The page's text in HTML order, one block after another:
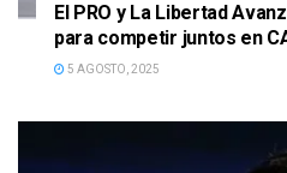
El PRO y La Libertad
para competir juntos en
5 AGOSTO, 2025